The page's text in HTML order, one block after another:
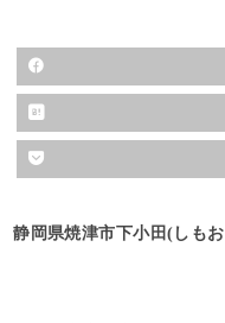
静岡県焼津市下小田(しも